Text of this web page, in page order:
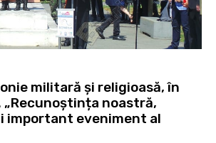
militară și religioasă, în
„Recunoștința noastră,
important eveniment al